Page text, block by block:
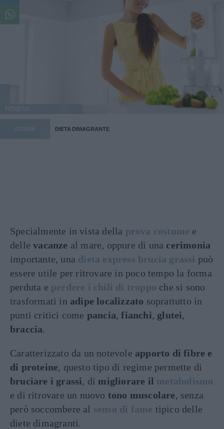
DIETA DIMAGRANTE
Specialmente in vista della prova costume e
dellevacanze al mare, oppure di una cerimonia
importante, una dieta express brucia grassi può
essere utile per ritrovare in poco tempo la forma
perduta e perdere i chili di troppo che si sono
trasformati in adipe localizzato soprattutto in
punti critici come pancia,fianchi, glutei,
braccia.
Caratterizzato da un notevole apporto di fibre e
di proteine, questo tipo di regime permette di
bruciare i grassi, di migliorare il metabolismo
e di ritrovare un nuovo tono muscolare, senza
però soccombere al senso di fame tipico delle
diete dimagranti.